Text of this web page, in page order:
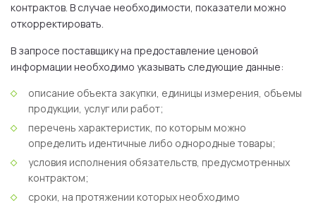
контрактов. В случае необходимости, показатели можно
откорректировать.
В запросе поставщику на предоставление ценовой
информации необходимо указывать следующие данные:
описание объекта закупки, единицы измерения, объемы
продукции, услуг или работ;
перечень характеристик, по которым можно
определить идентичные либо однородные товары;
условия исполнения обязательств, предусмотренных
контрактом;
сроки, на протяжении которых необходимо